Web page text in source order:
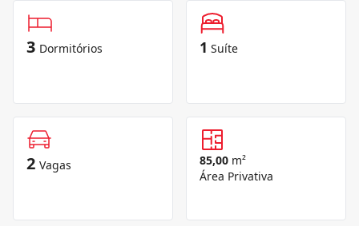
3 Dormitórios 1 Suíte
2 Vagas 85,00 m²
Área Privativa